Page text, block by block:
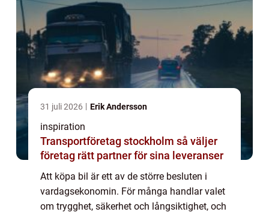
31 juli 2026 Erik Andersson
inspiration
Transportföretag stockholm så väljer
företag rätt partner för sina leveranser
Att köpa bil är ett av de större besluten i
vardagsekonomin. För många handlar valet
om trygghet, säkerhet och långsiktighet, och